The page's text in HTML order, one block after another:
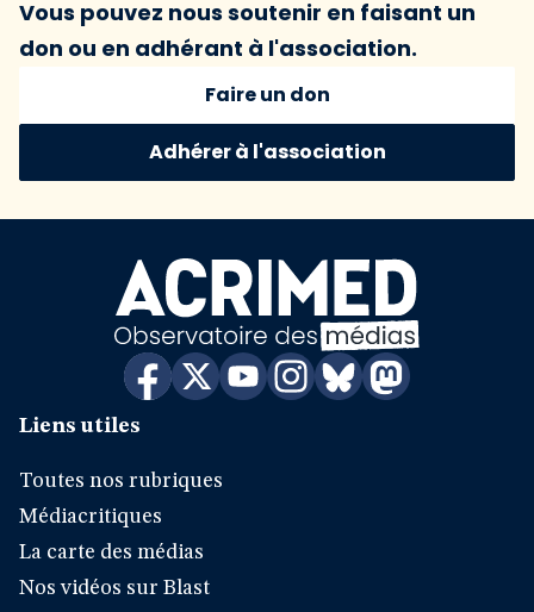
Vous pouvez nous soutenir en faisant un
don ou en adhérant à l'association.
Faire un don
Adhérer à l'association
Liens utiles
Toutes nos rubriques
Médiacritiques
La carte des médias
Nos vidéos sur Blast